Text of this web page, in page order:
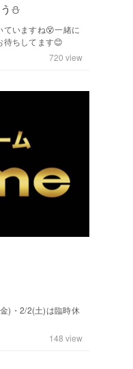
⛄️
ていますね😵一緒に
待ちしてます😊
720 view
)・2/2(土)は臨時休
148 view